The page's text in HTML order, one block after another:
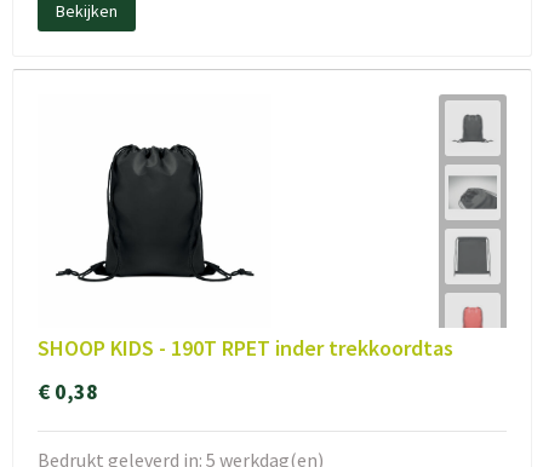
Bekijken
SHOOP KIDS - 190T RPET inder trekkoordtas
€ 0,38
Bedrukt geleverd in: 5 werkdag(en)